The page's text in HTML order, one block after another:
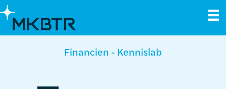
Financien - Kennislab